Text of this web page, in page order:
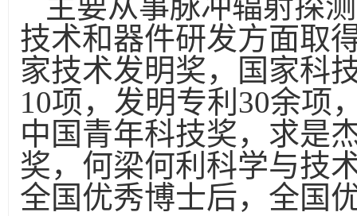
主要从事脉冲辐射探
技术和器件研发方面取
家技术发明奖，国家科
10项，发明专利 30余项
中国青年科技奖，求是
奖，何梁何利科学与技
全国优秀博士后，全国